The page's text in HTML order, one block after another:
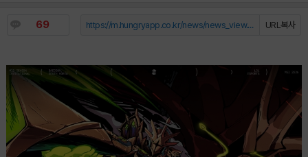
69 URL복사
https://m.hungryapp.co.kr/news/news_view.php?durl=YmNvZGU9b...